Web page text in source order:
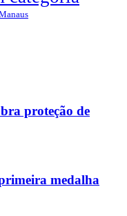
proteção de
medalha